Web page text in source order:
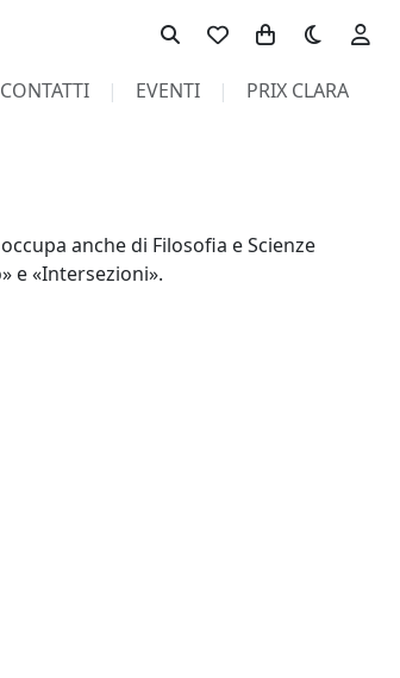
Toggle theme
CONTATTI EVENTI PRIX CLARA
anche di Filosofia e Scienze
e «Intersezioni».